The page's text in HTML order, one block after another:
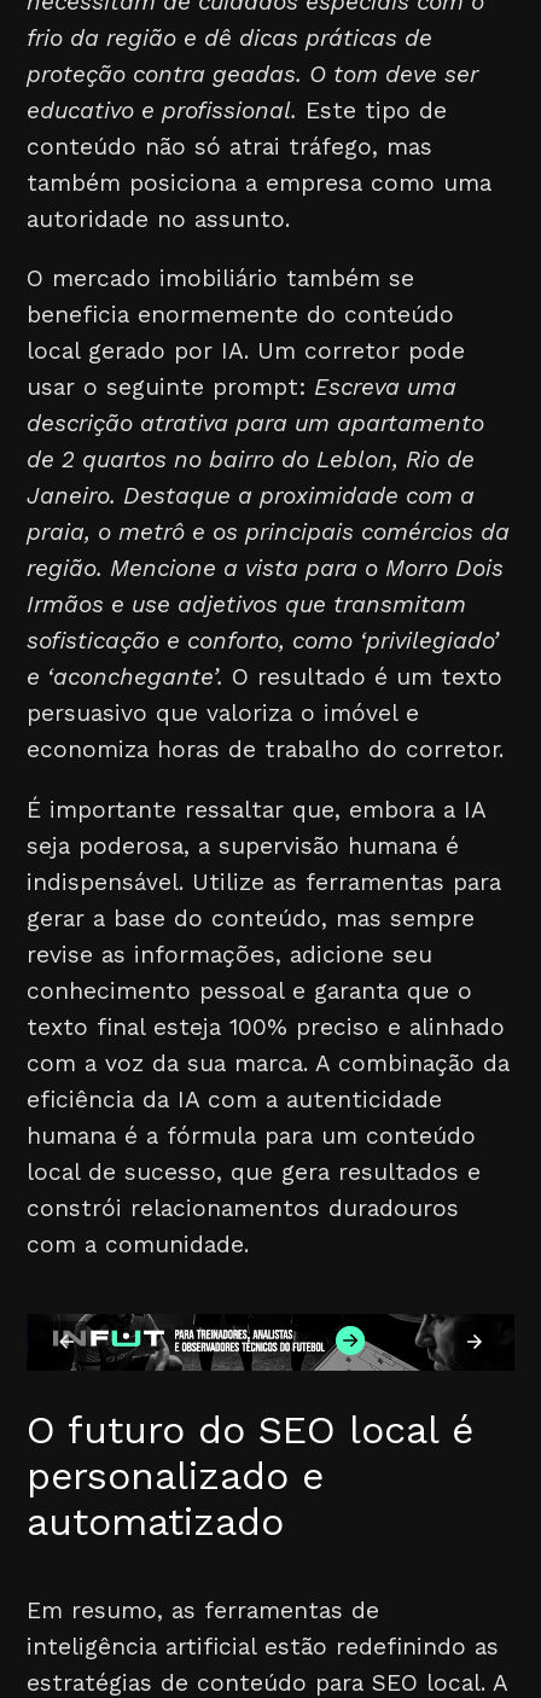
frio da região e dê dicas práticas de
proteção contra geadas. O tom deve ser
educativo e profissional. Este tipo de
conteúdo não só atrai tráfego, mas
também posiciona a empresa como uma
autoridade no assunto.
O mercado imobiliário também se
beneficia enormemente do conteúdo
local gerado por IA. Um corretor pode
usar o seguinte prompt: Escreva uma
descrição atrativa para um apartamento
de 2 quartos no bairro do Leblon, Rio de
Janeiro. Destaque a proximidade com a
praia, o metrô e os principais comércios da
região. Mencione a vista para o Morro Dois
Irmãos e use adjetivos que transmitam
sofisticação e conforto, como ‘privilegiado’
e ‘aconchegante’. O resultado é um texto
persuasivo que valoriza o imóvel e
economiza horas de trabalho do corretor.
É importante ressaltar que, embora a IA
seja poderosa, a supervisão humana é
indispensável. Utilize as ferramentas para
gerar a base do conteúdo, mas sempre
revise as informações, adicione seu
conhecimento pessoal e garanta que o
texto final esteja 100% preciso e alinhado
com a voz da sua marca. A combinação da
eficiência da IA com a autenticidade
humana é a fórmula para um conteúdo
local de sucesso, que gera resultados e
constrói relacionamentos duradouros
com a comunidade.
O futuro do SEO local é
personalizado e
automatizado
Em resumo, as ferramentas de
inteligência artificial estão redefinindo as
estratégias de conteúdo para SEO local. A